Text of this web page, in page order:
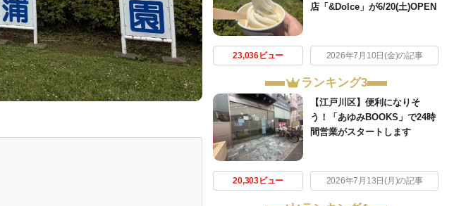
店「&Dolce」が6/20(土)OPEN
23,036ビュー 2026年7月10日(金)の記事
ランキング3
【江戸川区】便利になりそ
う！「あゆみBOOKS」で24時
間営業がスタートします
20,303ビュー 2026年7月13日(月)の記事